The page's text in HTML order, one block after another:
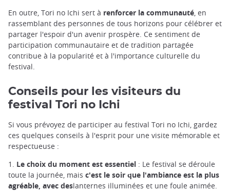
En outre, Tori no Ichi sert à renforcer la communauté , en
rassemblant des personnes de tous horizons pour célébrer et
partager l'espoir d'un avenir prospère. Ce sentiment de
participation communautaire et de tradition partagée
contribue à la popularité et à l'importance culturelle du
festival.
Conseils pour les visiteurs du
festival Tori no Ichi
Si vous prévoyez de participer au festival Tori no Ichi, gardez
ces quelques conseils à l'esprit pour une visite mémorable et
respectueuse :
1. Le choix du moment est essentiel : Le festival se déroule
toute la journée, mais c'est le soir que l'ambiance est la plus
agréable, avec deslanternes illuminées et une foule animée.